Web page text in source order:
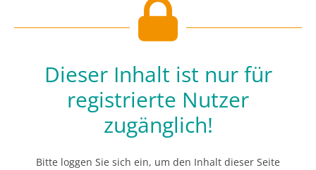
Dieser Inhalt ist nur für
registrierte Nutzer
zugänglich!
Bitte loggen Sie sich ein, um den Inhalt dieser Seite